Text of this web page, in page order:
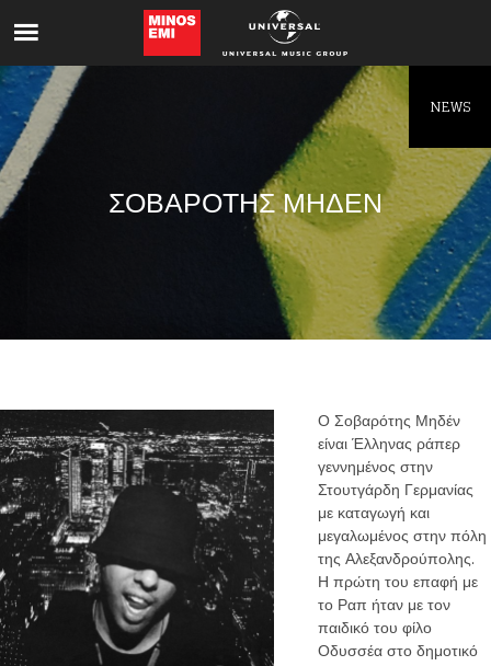
ΣΟΒΑΡΟΤΗΣ ΜΗΔΕΝ
Ο Σοβαρότης Μηδέν
είναι Έλληνας ράπερ
γεννημένος στην
Στουτγάρδη Γερμανίας
με καταγωγή και
μεγαλωμένος στην πόλη
της Αλεξανδρούπολης.
Η πρώτη του επαφή με
το Ραπ ήταν με τον
παιδικό του φίλο
Οδυσσέα στο δημοτικό
NEWS
Like being first?
Get news from your favorite artists before
everyone else.